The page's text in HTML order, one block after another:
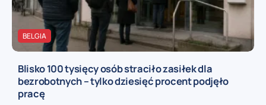
BELGIA
Blisko 100 tysięcy osób straciło zasiłek dla
bezrobotnych – tylko dziesięć procent podjęło
pracę